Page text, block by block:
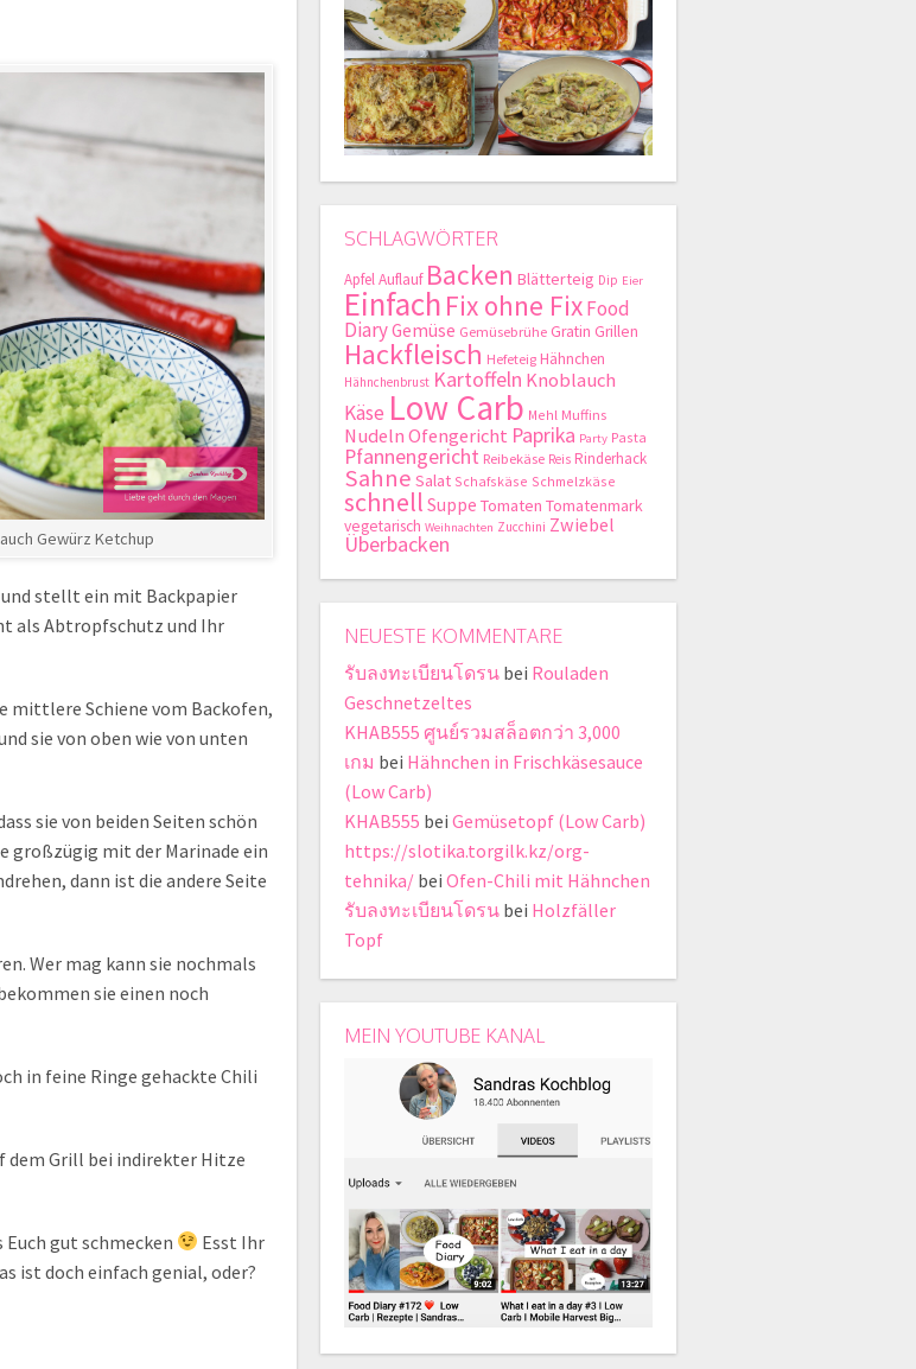
Gewürz Ketchup
und stellt ein mit Backpapier
als Abtropfschutz und Ihr
mittlere Schiene vom Backofen,
sie von oben wie von unten
sie von beiden Seiten schön
großzügig mit der Marinade ein
dann ist die andere Seite
Wer mag kann sie nochmals
sie einen noch
in feine Ringe gehackte Chili
dem Grill bei indirekter Hitze
gut schmecken
Esst Ihr
ist doch einfach genial, oder?
SCHLAGWÖRTER
ApfelAuflauf Backen Blätterteig Dip Eier
Einfach Fix ohne FixFood
DiaryGemüse Gemüsebrühe Gratin Grillen
Hackfleisch Hefeteig Hähnchen
Hähnchenbrust Kartoffeln Knoblauch
Käse Low Carb Mehl Muffins
NudelnOfengericht Paprika Party Pasta
Pfannengericht Reibekäse Reis Rinderhack
Sahne Salat Schafskäse Schmelzkäse
schnell Suppe Tomaten Tomatenmark
vegetarisch Weihnachten Zucchini Zwiebel
Überbacken
NEUESTE KOMMENTARE
รับลงทะเบียนโดรน bei Rouladen
Geschnetzeltes
KHAB555 ศูนย์รวมสล็อตกว่า 3,000
เกม bei Hähnchen in Frischkäsesauce
(Low Carb)
KHAB555 bei Gemüsetopf (Low Carb)
https://slotika.torgilk.kz/org-
tehnika/ bei Ofen-Chili mit Hähnchen
รับลงทะเบียนโดรน bei Holzfäller
Topf
MEIN YOUTUBE KANAL